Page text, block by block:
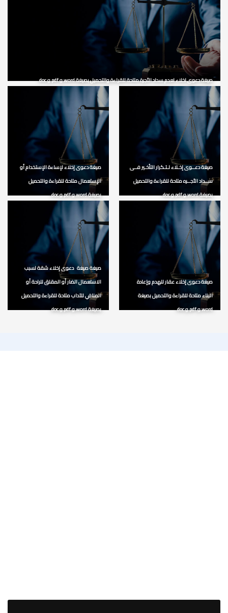
صيغة دعوى اخلاء لعدم سداد الأجرة متاحة للقراءة والتحميل بصيغة word و pdf و doc
صيغة دعــوى إخـلاء لـتـكرار التأخـير فــى
ســداد الأجــره متاحة للقراءة والتحميل
بصيغة word و pdf و doc
صيغة دعوى إخلاء لإساءة الإستخدام أو
الإستعمال متاحة للقراءة والتحميل
بصيغة word و pdf و doc
صيغة دعوى إخلاء عقار للهدم وإعادة
البناء متاحة للقراءة والتحميل بصيغة
word و pdf و doc
صيغة صيغة دعوى إخلاء شقة لسبب
الاستعمال الضار أو المقلق للراحة أو
المنافي للآداب متاحة للقراءة والتحميل
بصيغة word و pdf و doc